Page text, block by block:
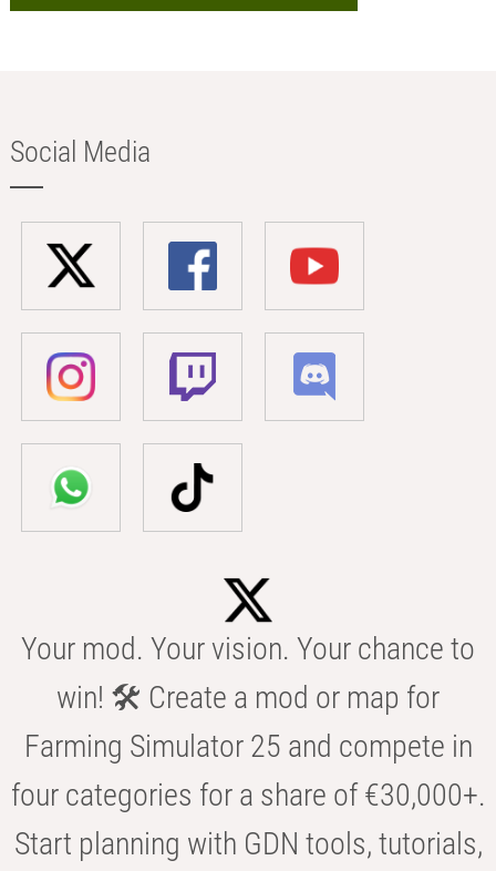
Social Media
Your mod. Your vision. Your chance to
win! 🛠️ Create a mod or map for
Farming Simulator 25 and compete in
four categories for a share of €30,000+.
Start planning with GDN tools, tutorials,